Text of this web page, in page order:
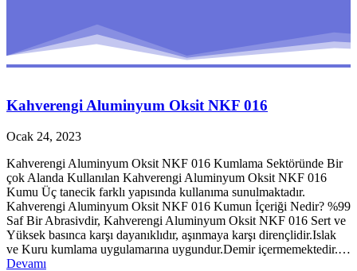
Kahverengi Aluminyum Oksit NKF 016
Ocak 24, 2023
Kahverengi Aluminyum Oksit NKF 016 Kumlama Sektöründe Bir
çok Alanda Kullanılan Kahverengi Aluminyum Oksit NKF 016
Kumu Üç tanecik farklı yapısında kullanıma sunulmaktadır.
Kahverengi Aluminyum Oksit NKF 016 Kumun İçeriği Nedir? %99
Saf Bir Abrasivdir, Kahverengi Aluminyum Oksit NKF 016 Sert ve
Yüksek basınca karşı dayanıklıdır, aşınmaya karşı dirençlidir.Islak
ve Kuru kumlama uygulamarına uygundur.Demir içermemektedir.…
Devamı